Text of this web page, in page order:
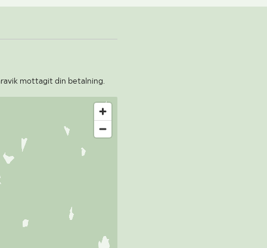
mottagit din betalning.